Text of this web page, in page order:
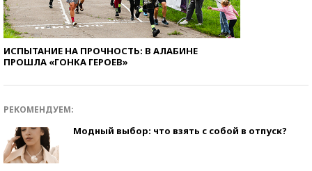
ИСПЫТАНИЕ НА ПРОЧНОСТЬ: В АЛАБИНЕ
ПРОШЛА «ГОНКА ГЕРОЕВ»
РЕКОМЕНДУЕМ:
Модный выбор: что взять с собой в отпуск?